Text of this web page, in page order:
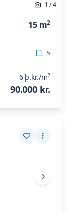
1 /4
15 m2
5
6 þ.kr./m2
90.000 kr.
Vista eign
Fleiri
Næsta